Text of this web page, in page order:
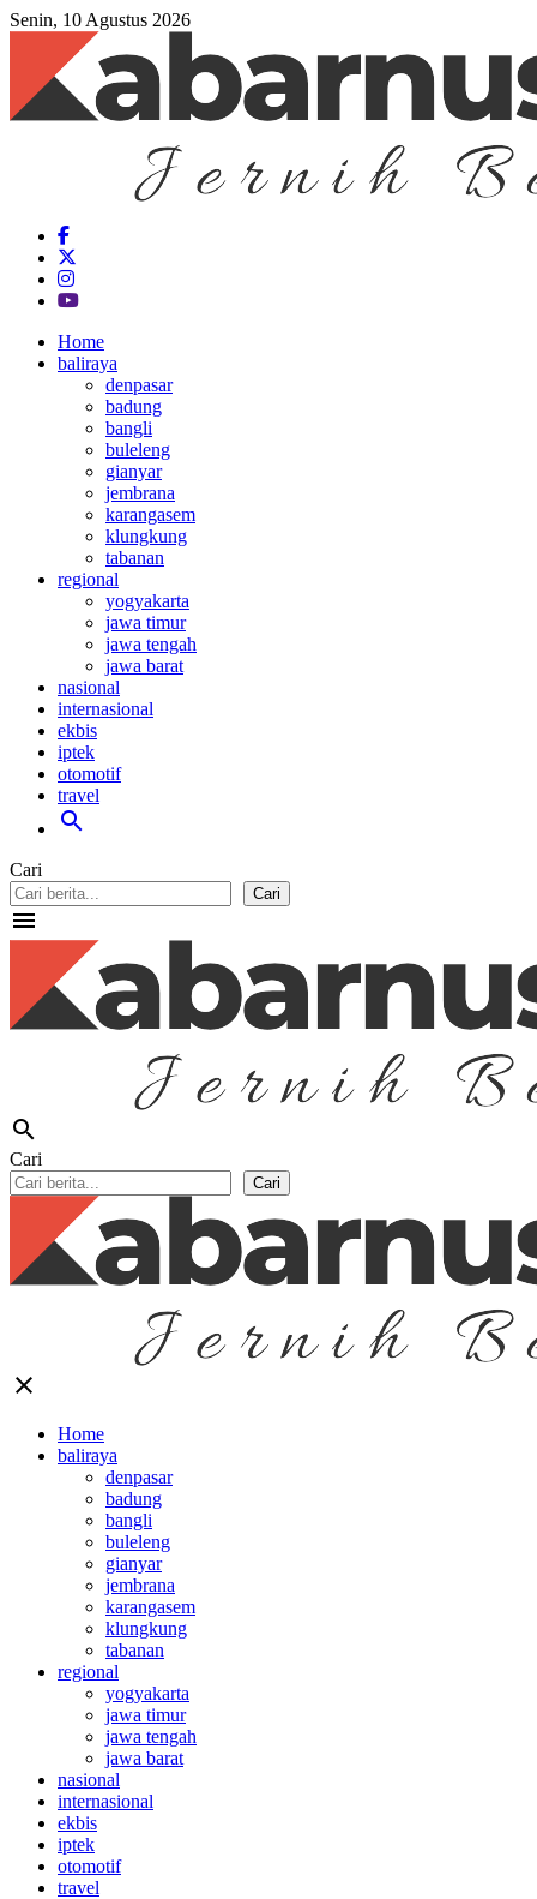
Senin, 10 Agustus 2026
Home
baliraya
denpasar
badung
bangli
buleleng
gianyar
jembrana
karangasem
klungkung
tabanan
regional
yogyakarta
jawa timur
jawa tengah
jawa barat
nasional
internasional
ekbis
iptek
otomotif
travel
search
Cari
Cari
menu
search
Cari
Cari
close
Home
baliraya
denpasar
badung
bangli
buleleng
gianyar
jembrana
karangasem
klungkung
tabanan
regional
yogyakarta
jawa timur
jawa tengah
jawa barat
nasional
internasional
ekbis
iptek
otomotif
travel